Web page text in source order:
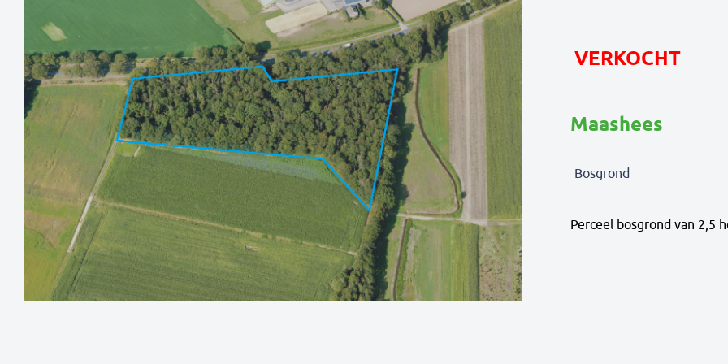
VERKOCHT
Maashees
Bosgrond
Perceel bosgrond van 2,5